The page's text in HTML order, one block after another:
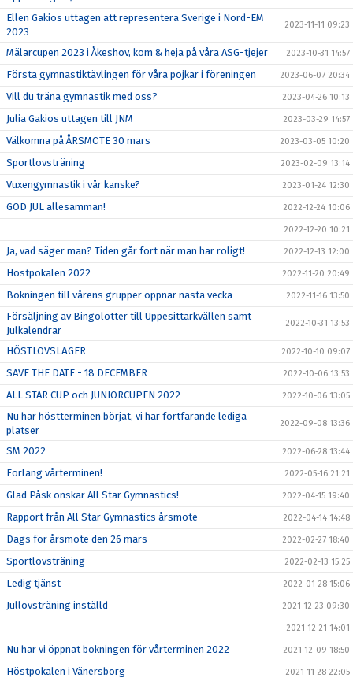
Ellen Gakios uttagen att representera Sverige i Nord-EM
2023
2023-11-11 09:23
Mälarcupen 2023 i Åkeshov, kom & heja på våra ASG-tjejer 2023-10-31 14:57
Första gymnastiktävlingen för våra pojkar i föreningen 2023-06-07 20:34
Vill du träna gymnastik med oss? 2023-04-26 10:13
Julia Gakios uttagen till JNM 2023-03-29 14:57
Välkomna på ÅRSMÖTE 30 mars 2023-03-05 10:20
Sportlovsträning 2023-02-09 13:14
Vuxengymnastik i vår kanske? 2023-01-24 12:30
GOD JUL allesamman! 2022-12-24 10:06
2022-12-20 10:21
Ja, vad säger man? Tiden går fort när man har roligt! 2022-12-13 12:00
Höstpokalen 2022 2022-11-20 20:49
Bokningen till vårens grupper öppnar nästa vecka 2022-11-16 13:50
Försäljning av Bingolotter till Uppesittarkvällen samt
Julkalendrar
2022-10-31 13:53
HÖSTLOVSLÄGER 2022-10-10 09:07
SAVE THE DATE - 18 DECEMBER 2022-10-06 13:53
ALL STAR CUP och JUNIORCUPEN 2022 2022-10-06 13:05
Nu har höstterminen börjat, vi har fortfarande lediga
platser
2022-09-08 13:36
SM 2022 2022-06-28 13:44
Förläng vårterminen! 2022-05-16 21:21
Glad Påsk önskar All Star Gymnastics! 2022-04-15 19:40
Rapport från All Star Gymnastics årsmöte 2022-04-14 14:48
Dags för årsmöte den 26 mars 2022-02-27 18:40
Sportlovsträning 2022-02-13 15:25
Ledig tjänst 2022-01-28 15:06
Jullovsträning inställd 2021-12-23 09:30
2021-12-21 14:01
Nu har vi öppnat bokningen för vårterminen 2022 2021-12-09 18:50
Höstpokalen i Vänersborg 2021-11-28 22:05